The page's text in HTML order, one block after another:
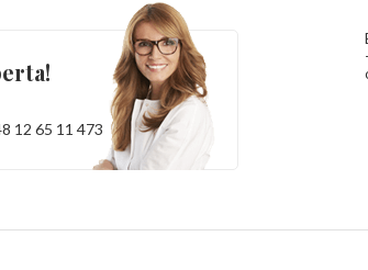
12 65 11 473